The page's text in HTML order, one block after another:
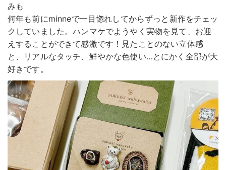
みも
何年も前にminneで一目惚れしてからずっと新作をチェッ
クしていました。ハンマケでようやく実物を見て、お迎
えすることができて感激です！見たことのない立体感
と、リアルなタッチ、鮮やかな色使い…とにかく全部が大
好きです。